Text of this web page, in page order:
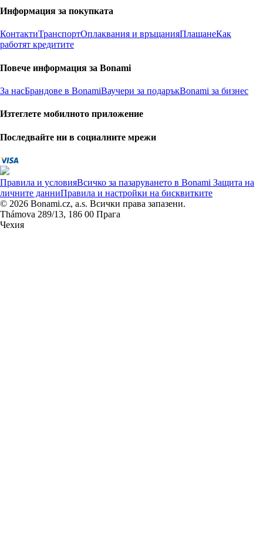
Информация за покупката
КонтактиТранспортОплаквания и връщанияПлащанеКак
работят кредитите
Повече информация за Bonami
За насБрандове в BonamiВаучери за подаръкBonami за бизнес
Изтеглете мобилното приложение
Последвайте ни в социалните мрежи
Правила и условияВсичко за пазаруването в Bonami Защита на
личните данниПравила и настройки на бисквитките
© 2026 Bonami.cz, a.s. Всички права запазени.
Thámova 289/13, 186 00 Прага
Чехия